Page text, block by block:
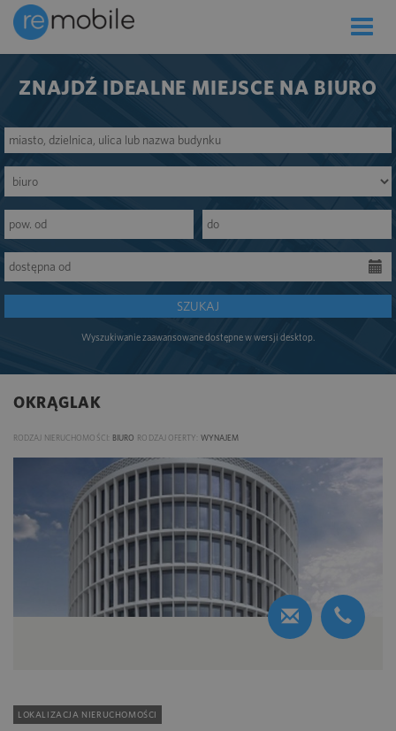
Toggle
ZNAJDŹ IDEALNE MIEJSCE NA BIURO
SZUKAJ
Wyszukiwanie zaawansowane dostępne w wersji desktop.
OKRĄGLAK
RODZAJ NIERUCHOMOŚCI: BIURO RODZAJ OFERTY: WYNAJEM
LOKALIZACJA NIERUCHOMOŚCI